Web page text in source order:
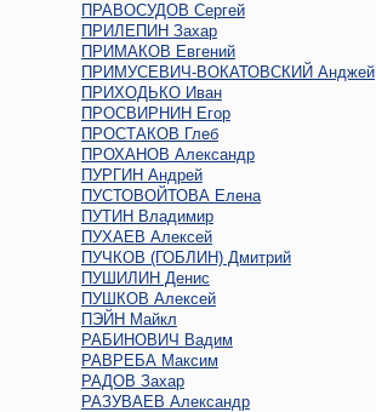
ПРАВОСУДОВ Сергей
ПРИЛЕПИН Захар
ПРИМАКОВ Евгений
ПРИМУСЕВИЧ-ВОКАТОВСКИЙ Анджей
ПРИХОДЬКО Иван
ПРОСВИРНИН Егор
ПРОСТАКОВ Глеб
ПРОХАНОВ Александр
ПУРГИН Андрей
ПУСТОВОЙТОВА Елена
ПУТИН Владимир
ПУХАЕВ Алексей
ПУЧКОВ (ГОБЛИН) Дмитрий
ПУШИЛИН Денис
ПУШКОВ Алексей
ПЭЙН Майкл
РАБИНОВИЧ Вадим
РАВРЕБА Максим
РАДОВ Захар
РАЗУВАЕВ Александр